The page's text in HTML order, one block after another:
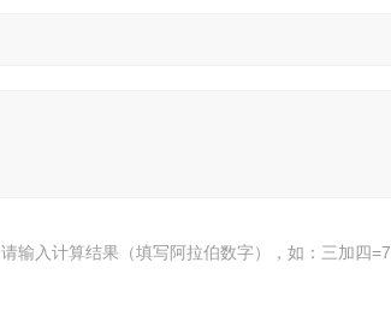
请输入计算结果（填写阿拉伯数字），如：三加四=7